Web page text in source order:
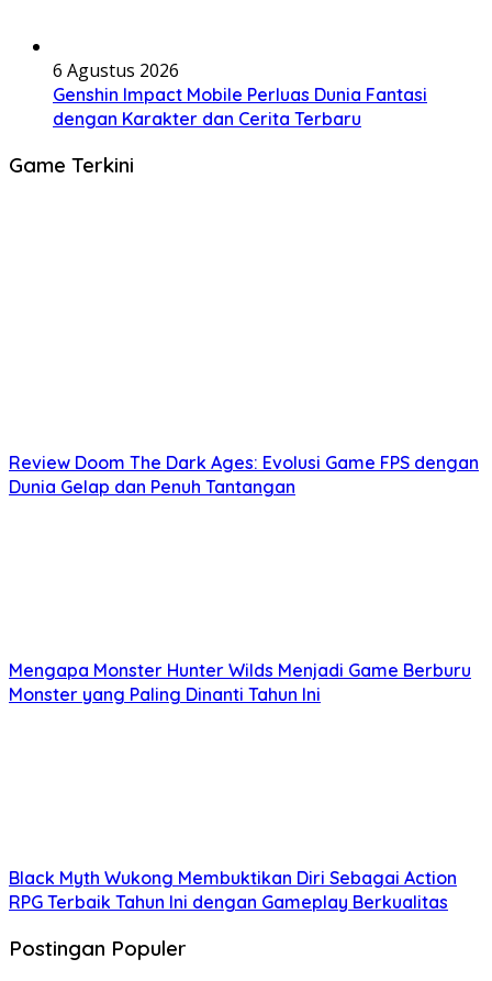
6 Agustus 2026
Genshin Impact Mobile Perluas Dunia Fantasi
dengan Karakter dan Cerita Terbaru
Game Terkini
Review Doom The Dark Ages: Evolusi Game FPS dengan
Dunia Gelap dan Penuh Tantangan
Mengapa Monster Hunter Wilds Menjadi Game Berburu
Monster yang Paling Dinanti Tahun Ini
Black Myth Wukong Membuktikan Diri Sebagai Action
RPG Terbaik Tahun Ini dengan Gameplay Berkualitas
Postingan Populer